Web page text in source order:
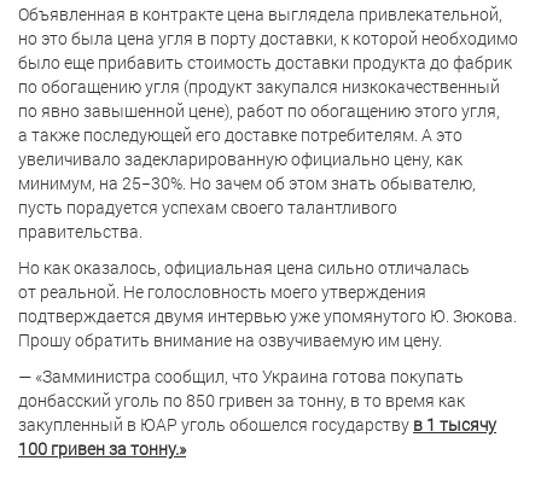
Объявленная в контракте цена выглядела привлекательной,
но это была цена угля в порту доставки, к которой необходимо
было еще прибавить стоимость доставки продукта до фабрик
по обогащению угля (продукт закупался низкокачественный
по явно завышенной цене), работ по обогащению этого угля,
а также последующей его доставке потребителям. А это
увеличивало задекларированную официально цену, как
минимум, на 25−30%. Но зачем об этом знать обывателю,
пусть порадуется успехам своего талантливого
правительства.
Но как оказалось, официальная цена сильно отличалась
от реальной. Не голословность моего утверждения
подтверждается двумя интервью уже упомянутого Ю. Зюкова.
Прошу обратить внимание на озвучиваемую им цену.
— «Замминистра сообщил, что Украина готова покупать
донбасский уголь по 850 гривен за тонну, в то время как
закупленный в ЮАР уголь обошелся государству в 1 тысячу
100 гривен за тонну.»